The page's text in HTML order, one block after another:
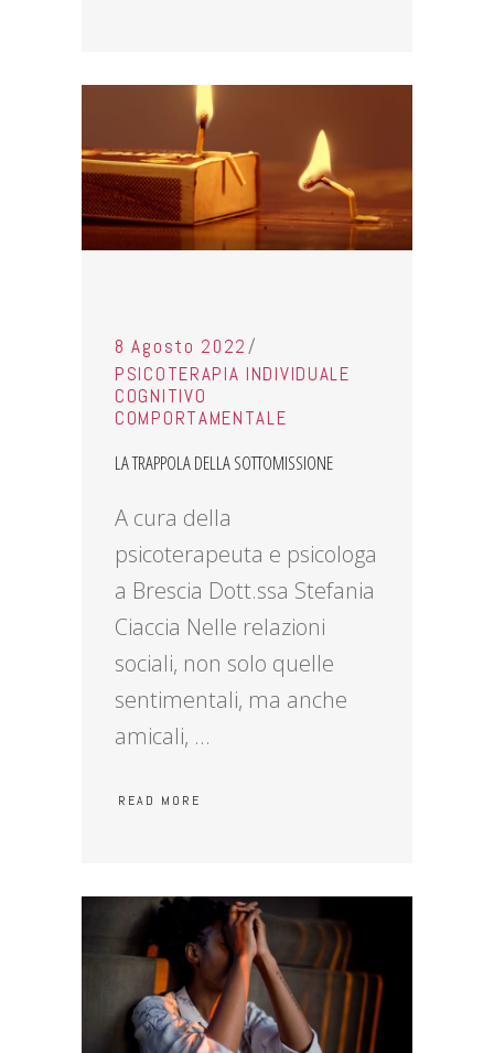
8 Agosto 2022
PSICOTERAPIA INDIVIDUALE
COGNITIVO
COMPORTAMENTALE
LA TRAPPOLA DELLA SOTTOMISSIONE
A cura della
psicoterapeuta e psicologa
a Brescia Dott.ssa Stefania
Ciaccia Nelle relazioni
sociali, non solo quelle
sentimentali, ma anche
amicali,
READ MORE